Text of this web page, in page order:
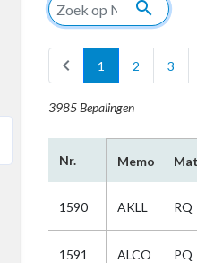
search
chevron_left 1 2 3
3985 Bepalingen
Nr. Memo
1590 AKLL RQ
1591 ALCO PQ